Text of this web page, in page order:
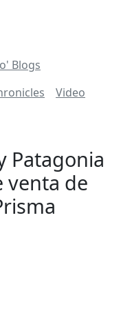
Blogs
Video
Patagonia
venta de